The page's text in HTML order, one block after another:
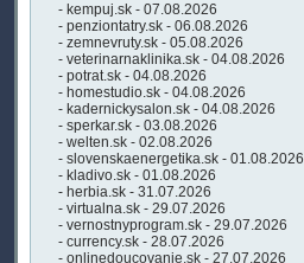
- kempuj.sk - 07.08.2026
- penziontatry.sk - 06.08.2026
- zemnevruty.sk - 05.08.2026
- veterinarnaklinika.sk - 04.08.2026
- potrat.sk - 04.08.2026
- homestudio.sk - 04.08.2026
- kadernickysalon.sk - 04.08.2026
- sperkar.sk - 03.08.2026
- welten.sk - 02.08.2026
- slovenskaenergetika.sk - 01.08.2026
- kladivo.sk - 01.08.2026
- herbia.sk - 31.07.2026
- virtualna.sk - 29.07.2026
- vernostnyprogram.sk - 29.07.2026
- currency.sk - 28.07.2026
- onlinedoucovanie.sk - 27.07.2026